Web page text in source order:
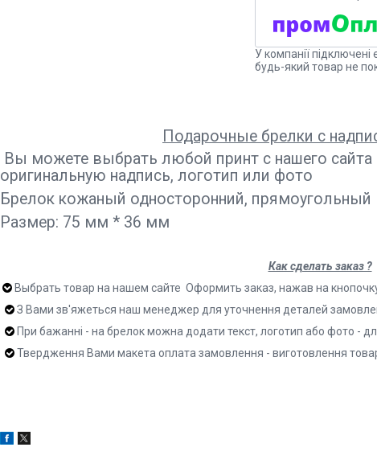
У компанії
будь-який товар не
Подарочные брелки с
Вы можете выбрать любой принт с нашего
оригинальную надпись, логотип или фото
Брелок кожаный односторонний, прямоугольный
Размер: 75 мм * 36 мм
Как сделать заказ ?
Выбрать товар на нашем сайте Оформить заказ, нажав на
З Вами зв'яжеться наш менеджер для уточнення деталей
При бажанні - на брелок можна додати текст, логотип або фото -
Твердження Вами макета оплата замовлення - виготовлення